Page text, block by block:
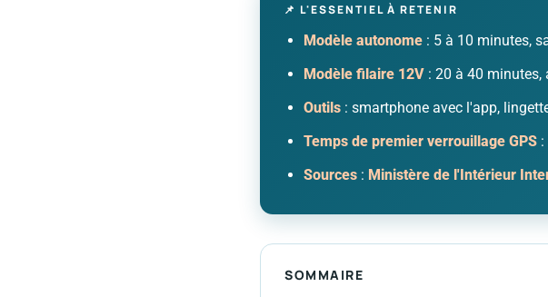
📌 L'ESSENTIEL À RETENIR
Modèle autonome : 5 à 10 minutes,
Modèle filaire 12V : 20 à 40 minutes,
Outils : smartphone avec l'app,
Temps de premier verrouillage GPS
Sources : Ministère de l'Intérieur
SOMMAIRE